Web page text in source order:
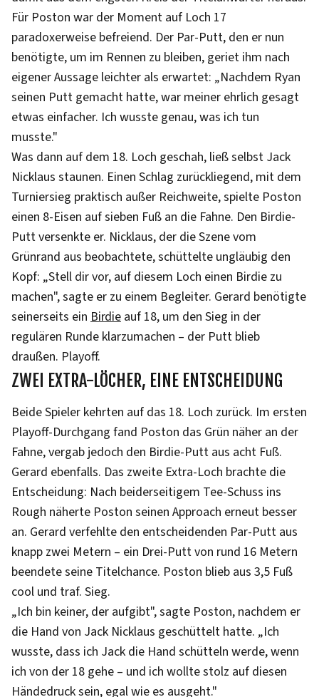
Für Poston war der Moment auf Loch 17
paradoxerweise befreiend. Der Par-Putt, den er nun
benötigte, um im Rennen zu bleiben, geriet ihm nach
eigener Aussage leichter als erwartet: „Nachdem Ryan
seinen Putt gemacht hatte, war meiner ehrlich gesagt
etwas einfacher. Ich wusste genau, was ich tun
musste."
Was dann auf dem 18. Loch geschah, ließ selbst Jack
Nicklaus staunen. Einen Schlag zurückliegend, mit dem
Turniersieg praktisch außer Reichweite, spielte Poston
einen 8-Eisen auf sieben Fuß an die Fahne. Den Birdie-
Putt versenkte er. Nicklaus, der die Szene vom
Grünrand aus beobachtete, schüttelte ungläubig den
Kopf: „Stell dir vor, auf diesem Loch einen Birdie zu
machen", sagte er zu einem Begleiter. Gerard benötigte
seinerseits ein Birdieauf 18, um den Sieg in der
regulären Runde klarzumachen – der Putt blieb
draußen. Playoff.
ZWEI EXTRA-LÖCHER, EINE ENTSCHEIDUNG
Beide Spieler kehrten auf das 18. Loch zurück. Im ersten
Playoff-Durchgang fand Poston das Grün näher an der
Fahne, vergab jedoch den Birdie-Putt aus acht Fuß.
Gerard ebenfalls. Das zweite Extra-Loch brachte die
Entscheidung: Nach beiderseitigem Tee-Schuss ins
Rough näherte Poston seinen Approach erneut besser
an. Gerard verfehlte den entscheidenden Par-Putt aus
knapp zwei Metern – ein Drei-Putt von rund 16 Metern
beendete seine Titelchance. Poston blieb aus 3,5 Fuß
cool und traf. Sieg.
„Ich bin keiner, der aufgibt", sagte Poston, nachdem er
die Hand von Jack Nicklaus geschüttelt hatte. „Ich
wusste, dass ich Jack die Hand schütteln werde, wenn
ich von der 18 gehe – und ich wollte stolz auf diesen
Händedruck sein, egal wie es ausgeht."